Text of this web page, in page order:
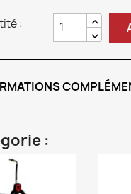
:
: